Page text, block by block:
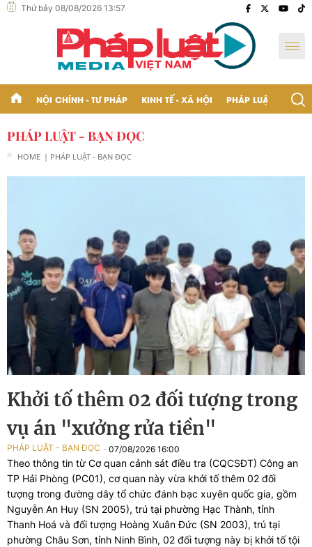
Thứ bảy 08/08/2026 13:57
NỘI CHÍNH - TƯ PHÁP KINH TẾ - XÃ HỘI PHÁP LUẬT - BẠN
PHÁP LUẬT - BẠN ĐỌC
HOME | PHÁP LUẬT - BẠN ĐỌC
Khởi tố thêm 02 đối tượng trong
vụ án "xưởng rửa tiền"
PHÁP LUẬT - BẠN ĐỌC 07/08/2026 16:00
Theo thông tin từ Cơ quan cảnh sát điều tra (CQCSĐT) Công an
TP Hải Phòng (PC01), cơ quan này vừa khởi tố thêm 02 đối
tượng trong đường dây tổ chức đánh bạc xuyên quốc gia, gồm
Nguyễn An Huy (SN 2005), trú tại phường Hạc Thành, tỉnh
Thanh Hoá và đối tượng Hoàng Xuân Đức (SN 2003), trú tại
phường Châu Sơn, tỉnh Ninh Bình, 02 đối tượng này bị khởi tố tội